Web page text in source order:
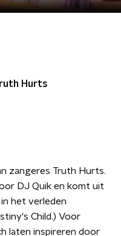
Hurts
zangeres Truth Hurts.
DJ Quik en komt uit
het verleden
Child.) Voor
laten inspireren door